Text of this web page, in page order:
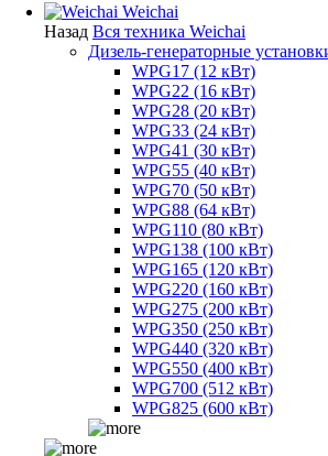
Weichai
Назад Вся техника Weichai
Дизель-генераторные
WPG17 (12 кВт)
WPG22 (16 кВт)
WPG28 (20 кВт)
WPG33 (24 кВт)
WPG41 (30 кВт)
WPG55 (40 кВт)
WPG70 (50 кВт)
WPG88 (64 кВт)
WPG110 (80 кВт)
WPG138 (100 кВт)
WPG165 (120 кВт)
WPG220 (160 кВт)
WPG275 (200 кВт)
WPG350 (250 кВт)
WPG440 (320 кВт)
WPG550 (400 кВт)
WPG700 (512 кВт)
WPG825 (600 кВт)